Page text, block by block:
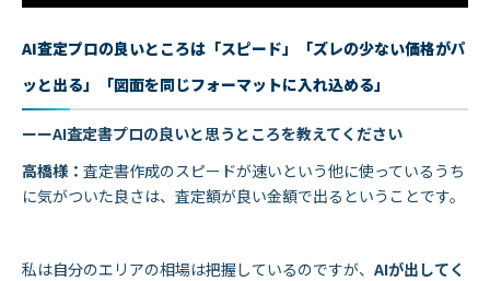
AI査定プロの良いところは「スピード」「ズレの少ない価格がパ
ッと出る」「図面を同じフォーマットに入れ込める」
ーーAI査定書プロの良いと思うところを教えてください
高橋様： 査定書作成のスピードが速いという他に使っているうち
に気がついた良さは、査定額が良い金額で出るということです。
私は自分のエリアの相場は把握しているのですが、 AIが出してく